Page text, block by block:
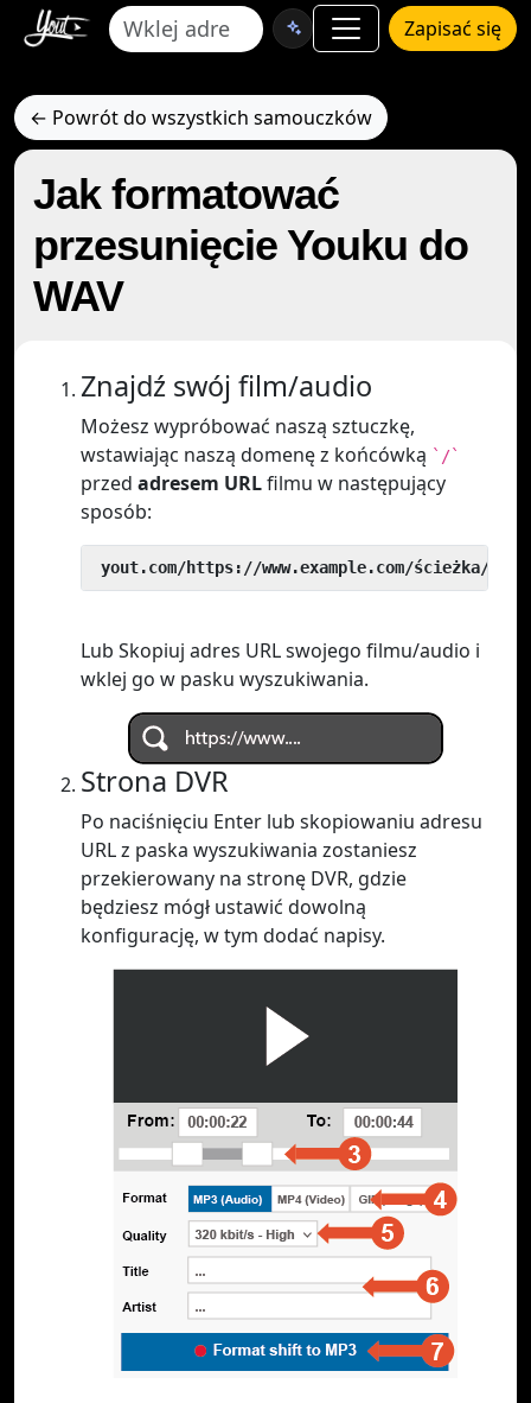
Zapisać się
← Powrót do wszystkich samouczków
Jak formatować
przesunięcie Youku do
WAV
Znajdź swój film/audio
Możesz wypróbować naszą sztuczkę,
wstawiając naszą domenę z końcówką `/`
przed adresem URLfilmu w następujący
sposób:
yout.com/https://www.example.com/ścieżka/do/
Lub Skopiuj adres URL swojego filmu/audio i
wklej go w pasku wyszukiwania.
Strona DVR
Po naciśnięciu Enter lub skopiowaniu adresu
URL z paska wyszukiwania zostaniesz
przekierowany na stronę DVR, gdzie
będziesz mógł ustawić dowolną
konfigurację, w tym dodać napisy.